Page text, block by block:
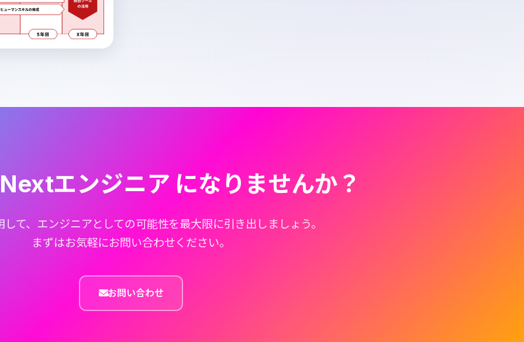
エンジニア になりませんか？
て、エンジニアとしての可能性を最大限に引き出しましょう。
まずはお気軽にお問い合わせください。
お問い合わせ